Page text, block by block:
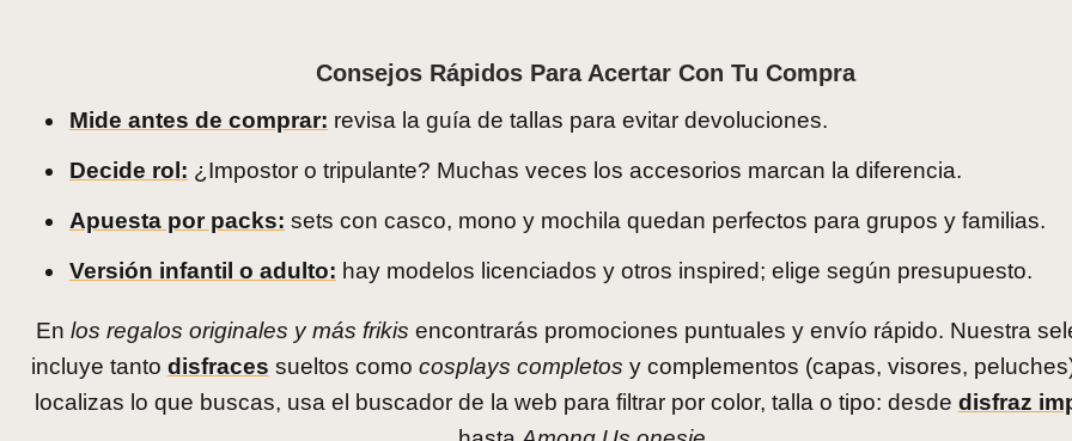
Consejos Rápidos Para Acertar Con Tu Compra
Mide antes de comprar: revisa la guía de tallas para evitar devoluciones.
Decide rol: ¿Impostor o tripulante? Muchas veces los accesorios marcan la diferencia.
Apuesta por packs: sets con casco, mono y mochila quedan perfectos para grupos y familias.
Versión infantil o adulto: hay modelos licenciados y otros inspired; elige según presupuesto.
En los regalos originales y más frikis encontrarás promociones puntuales y envío rápido. Nuestra
incluye tanto disfraces sueltos como cosplays completos y complementos (capas, visores,
localizas lo que buscas, usa el buscador de la web para filtrar por color, talla o tipo: desde disfraz